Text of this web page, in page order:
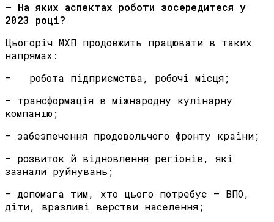
– На яких аспектах роботи зосередитеся у
2023 році?
Цьогоріч МХП продовжить працювати в таких
напрямах:
– робота підприємства, робочі місця;
– трансформація в міжнародну кулінарну
компанію;
– забезпечення продовольчого фронту країни;
– розвиток й відновлення регіонів, які
зазнали руйнувань;
– допомага тим, хто цього потребує – ВПО,
діти, вразливі верстви населення;